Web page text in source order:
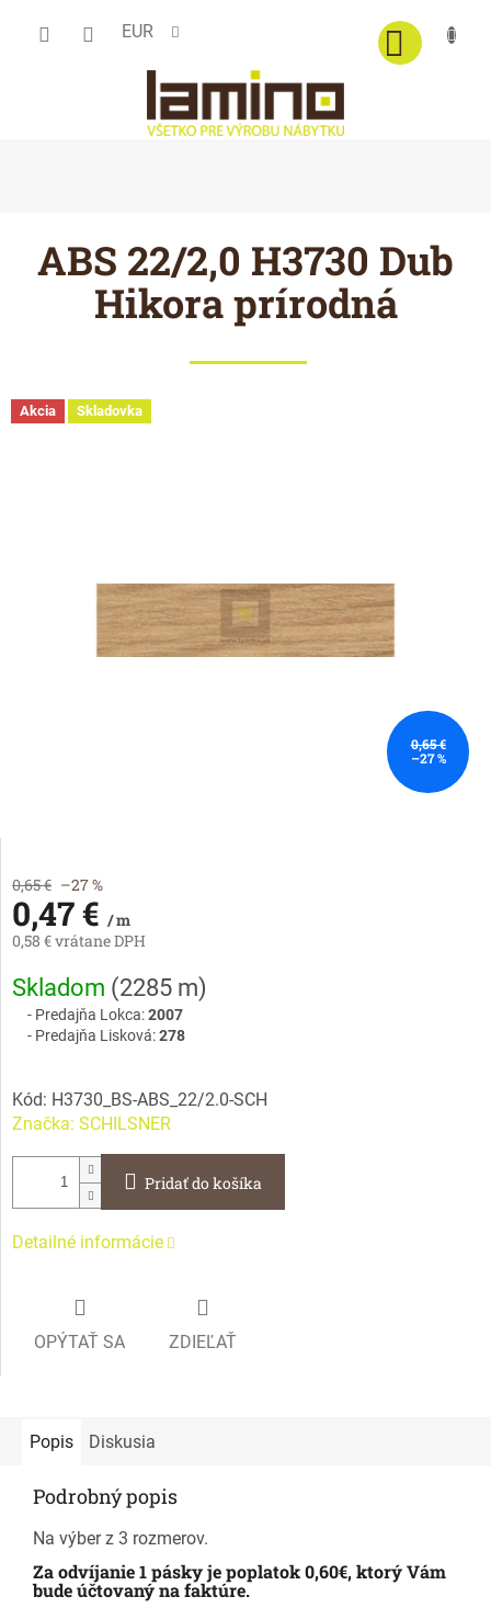
EUR
ABS 22/2,0 H3730 Dub
Hikora prírodná
Akcia Skladovka
0,65 €
–27 %
0,65 € –27 %
0,47 € / m
0,58 € vrátane DPH
Jednotková
cena:
Skladom (2285 m)
Predajňa Lokca:2007
Predajňa Lisková:278
Kód: H3730_BS-ABS_22/2.0-SCH
Značka: SCHILSNER
Pridať do košíka
Detailné informácie
OPÝTAŤ SA ZDIEĽAŤ
Popis Diskusia
Podrobný popis
Na výber z 3 rozmerov.
Za odvíjanie 1 pásky je poplatok 0,60€, ktorý Vám
bude účtovaný na faktúre.